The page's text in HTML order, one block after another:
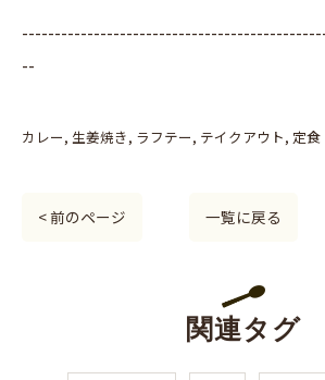
--
カレー 生姜焼き ラフテー テイクアウト 定食
< 前のページ 一覧に戻る
関連タグ